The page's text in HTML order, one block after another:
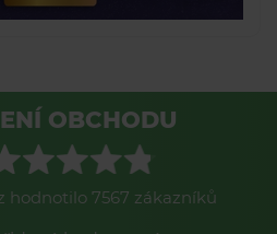
OBCHODU
hodnotilo 7567 zákazníků